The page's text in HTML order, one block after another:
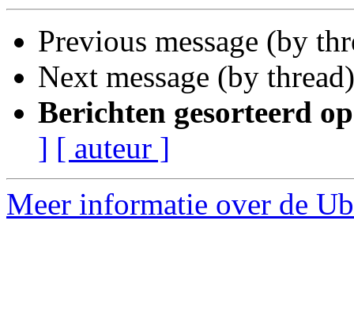
Previous message (by
Next message (by
Berichten gesorteerd
] [ auteur ]
Meer informatie over de